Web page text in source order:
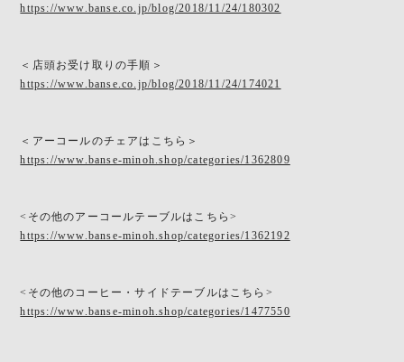
https://www.banse.co.jp/blog/2018/11/24/180302
＜店頭お受け取りの手順＞
https://www.banse.co.jp/blog/2018/11/24/174021
＜アーコールのチェアはこちら＞
https://www.banse-minoh.shop/categories/1362809
<その他のアーコールテーブルはこちら>
https://www.banse-minoh.shop/categories/1362192
<その他のコーヒー・サイドテーブルはこちら>
https://www.banse-minoh.shop/categories/1477550